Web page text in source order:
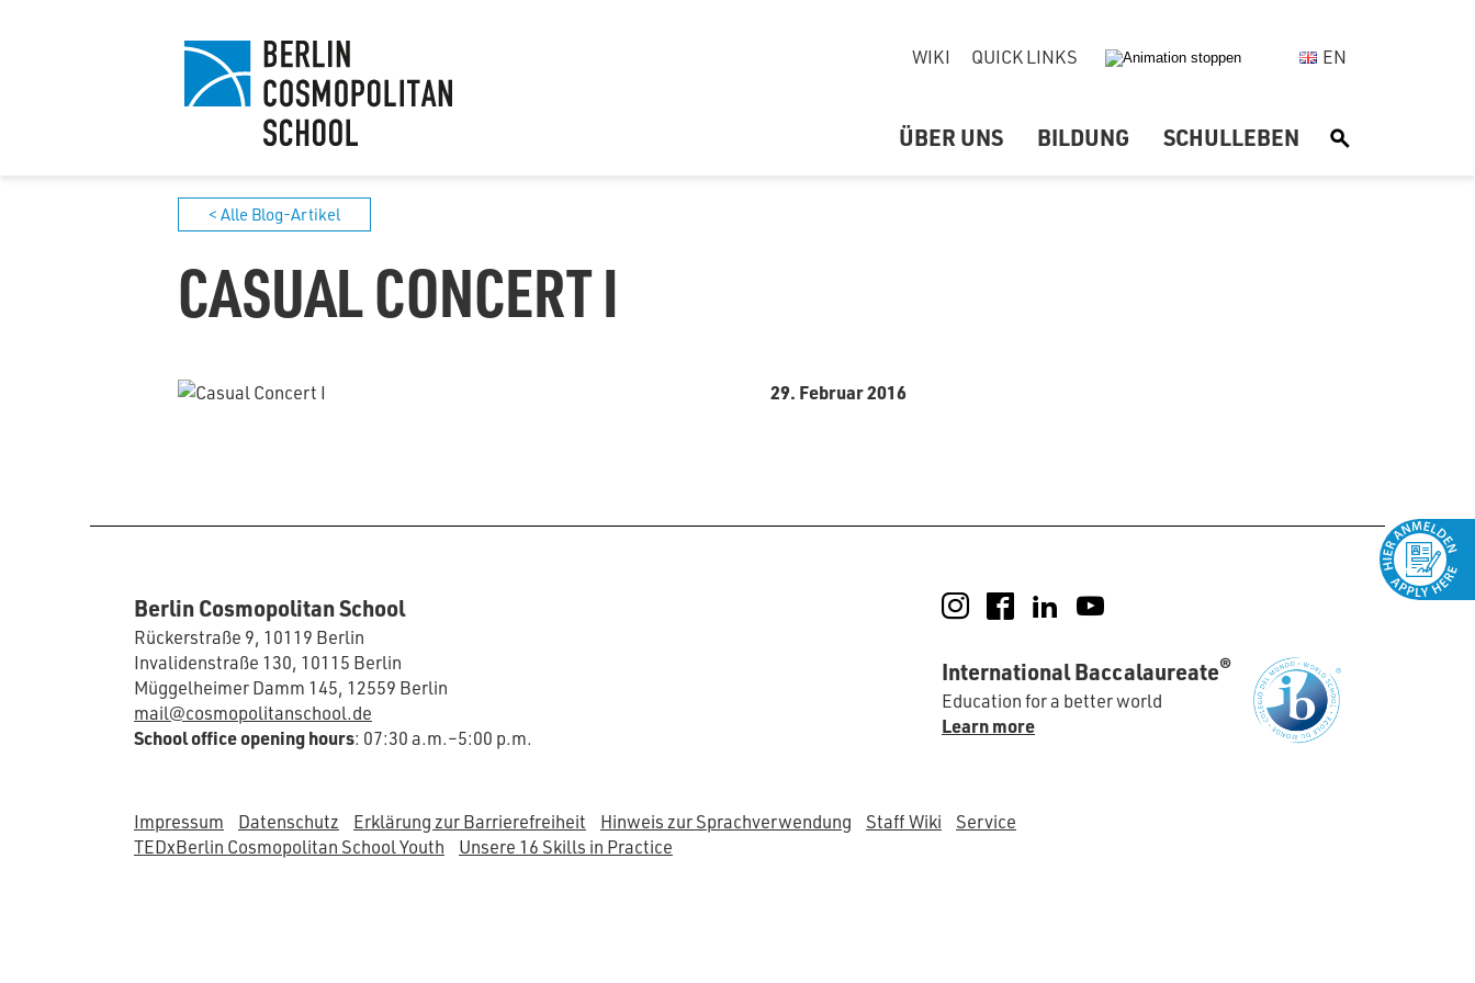
WIKI QUICK LINKS EN
ÜBER UNS BILDUNG SCHULLEBEN S
< Alle Blog-Artikel
CASUAL CONCERT I
29. Februar 2016
Berlin Cosmopolitan School
Rückerstraße 9, 10119 Berlin
Invalidenstraße 130, 10115 Berlin
Müggelheimer Damm 145, 12559 Berlin
mail@cosmopolitanschool.de
School office opening hours: 07:30 a.m.–5:00 p.m.
Instagram
FacebookLinkedIn
International Baccalaureate®
Education for a better world
Learn more
Impressum Datenschutz Erklärung zur Barrierefreiheit Hinweis zur Sprachverwendung Staff Wiki
Service
TEDxBerlin Cosmopolitan School Youth
Unsere 16 Skills in Practice